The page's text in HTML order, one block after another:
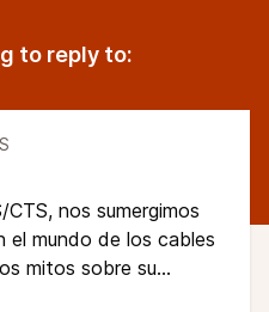
to reply to:
nos sumergimos
el mundo de los cables
mitos sobre su
marina necesaria